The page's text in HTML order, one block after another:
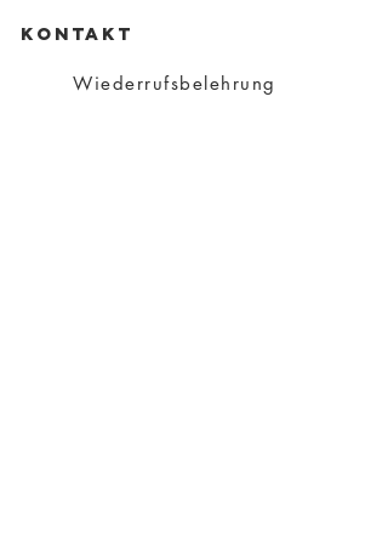
KONTAKT
Wiederrufsbelehrung